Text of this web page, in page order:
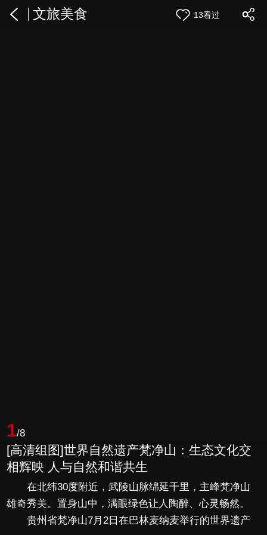
文旅美食 13看过
1/8
[高清组图]世界自然遗产梵净山：生态文化交
相辉映 人与自然和谐共生
在北纬30度附近，武陵山脉绵延千里，主峰梵净山
雄奇秀美。置身山中，满眼绿色让人陶醉、心灵畅然。
贵州省梵净山7月2日在巴林麦纳麦举行的世界遗产